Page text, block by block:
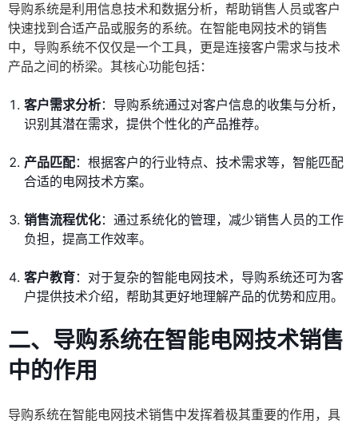
导购系统是利用信息技术和数据分析，帮助销售人员或客户
快速找到合适产品或服务的系统。在智能电网技术的销售
中，导购系统不仅仅是一个工具，更是连接客户需求与技术
产品之间的桥梁。其核心功能包括：
客户需求分析：导购系统通过对客户信息的收集与分析，
识别其潜在需求，提供个性化的产品推荐。
产品匹配：根据客户的行业特点、技术需求等，智能匹配
合适的电网技术方案。
销售流程优化：通过系统化的管理，减少销售人员的工作
负担，提高工作效率。
客户教育：对于复杂的智能电网技术，导购系统还可为客
户提供技术介绍，帮助其更好地理解产品的优势和应用。
二、导购系统在智能电网技术销售
中的作用
导购系统在智能电网技术销售中发挥着极其重要的作用，具